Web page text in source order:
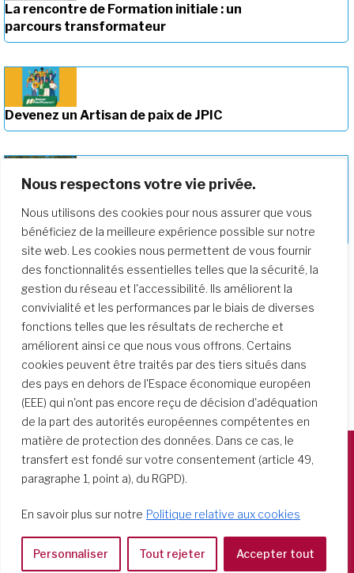
Nous respectons votre vie privée.
Nous utilisons des cookies pour nous assurer que vous
bénéficiez de la meilleure expérience possible sur notre
site web. Les cookies nous permettent de vous fournir
des fonctionnalités essentielles telles que la sécurité, la
gestion du réseau et l'accessibilité. Ils améliorent la
convivialité et les performances par le biais de diverses
fonctions telles que les résultats de recherche et
améliorent ainsi ce que nous vous offrons. Certains
cookies peuvent être traités par des tiers situés dans
des pays en dehors de l'Espace économique européen
(EEE) qui n'ont pas encore reçu de décision d'adéquation
de la part des autorités européennes compétentes en
matière de protection des données. Dans ce cas, le
transfert est fondé sur votre consentement (article 49,
paragraphe 1, point a), du RGPD).
En savoir plus sur notre Politique relative aux cookies
Personnaliser Tout rejeter Accepter tout
La rencontre de Formation initiale : un
parcours transformateur
Devenez un Artisan de paix de JPIC
Approfondir notre parcours de
formation
Società del Sacro Cuore
Via Tarquinio Vipera, 16 - 00152 Roma
Tel: 06 58 23 03 32 or 06 58 20 31 17